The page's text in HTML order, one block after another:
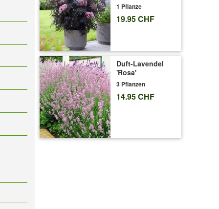
1 Pflanze
19.95 CHF
Duft-Lavendel
'Rosa'
3 Pflanzen
14.95 CHF